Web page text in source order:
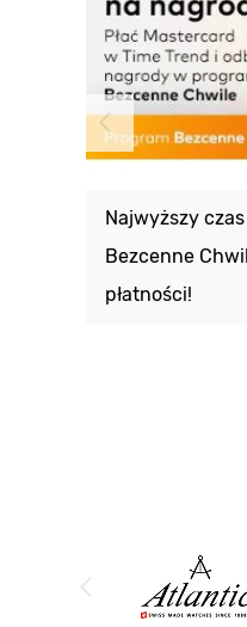
Najwyższy
Bezcenne
płatności!